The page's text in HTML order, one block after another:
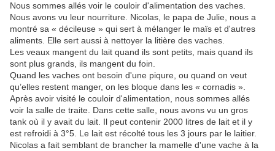
Nous sommes allés voir le couloir d'alimentation des vaches.
Nous avons vu leur nourriture. Nicolas, le papa de Julie, nous a
montré sa « décileuse » qui sert à mélanger le maïs et d'autres
aliments. Elle sert aussi à nettoyer la litière des vaches.
Les veaux mangent du lait quand ils sont petits, mais quand ils
sont plus grands, ils mangent du foin.
Quand les vaches ont besoin d'une piqure, ou quand on veut
qu’elles restent manger, on les bloque dans les « cornadis ».
Après avoir visité le couloir d'alimentation, nous sommes allés
voir la salle de traite. Dans cette salle, nous avons vu un gros
tank où il y avait du lait. Il peut contenir 2000 litres de lait et il y
est refroidi à 3°5. Le lait est récolté tous les 3 jours par le laitier.
Nicolas a fait semblant de brancher la mamelle d'une vache à la